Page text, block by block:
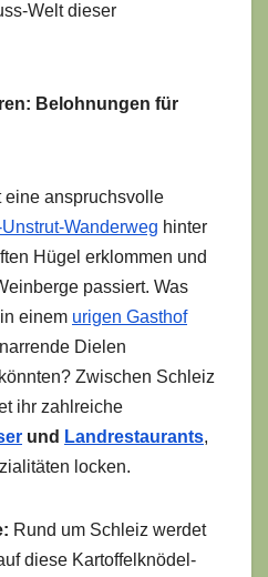
Welt dieser
Belohnungen für
eine anspruchsvolle
Wanderweg hinter
Hügel erklommen und
passiert. Was
einem urigen Gasthof
Dielen
Zwischen Schleiz
ihr zahlreiche
und Landrestaurants,
locken.
Rund um Schleiz werdet
diese Kartoffelknödel-